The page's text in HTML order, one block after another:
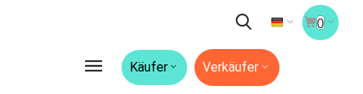
0
Käufer Verkäufer